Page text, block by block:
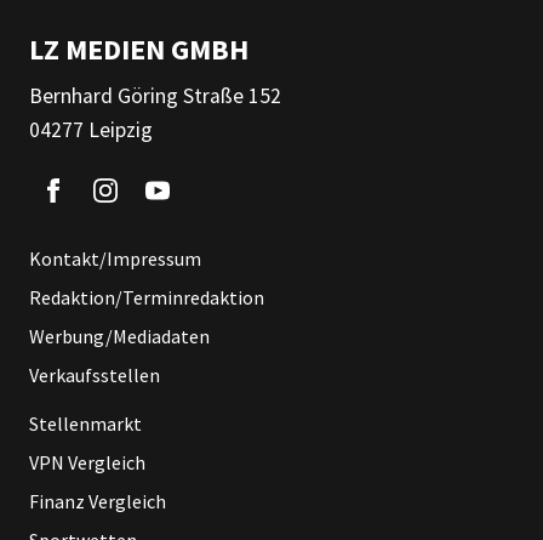
LZ MEDIEN GMBH
Bernhard Göring Straße 152
04277 Leipzig
Kontakt/Impressum
Redaktion/Terminredaktion
Werbung/Mediadaten
Verkaufsstellen
Stellenmarkt
VPN Vergleich
Finanz Vergleich